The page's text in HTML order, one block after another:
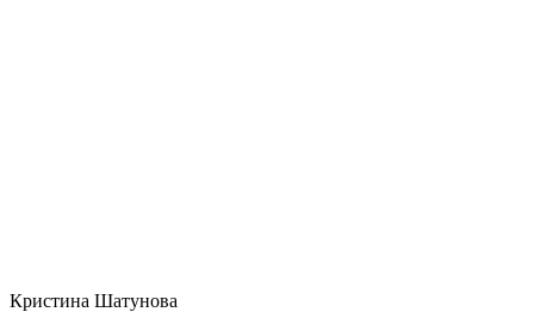
Кристина Шатунова